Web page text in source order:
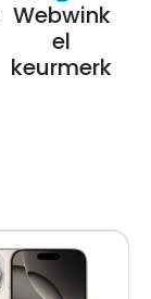
Webwink
el
keurmerk